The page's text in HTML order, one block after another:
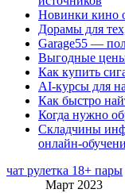
Новинки кино
Дорамы для
Garage55 —
Выгодные
Как купить
AI-курсы для
Как быстро
Когда нужно
Складчины
онлайн-
чат рулетка 18+ пары
Март 2023